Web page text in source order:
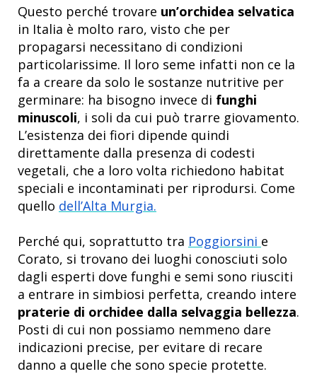
Questo perché trovare un’orchidea selvatica
in Italia è molto raro, visto che per
propagarsi necessitano di condizioni
particolarissime. Il loro seme infatti non ce la
fa a creare da solo le sostanze nutritive per
germinare: ha bisogno invece di funghi
minuscoli, i soli da cui può trarre giovamento.
L’esistenza dei fiori dipende quindi
direttamente dalla presenza di codesti
vegetali, che a loro volta richiedono habitat
speciali e incontaminati per riprodursi. Come
quello dell’Alta Murgia.
Perché qui, soprattutto tra Poggiorsini e
Corato, si trovano dei luoghi conosciuti solo
dagli esperti dove funghi e semi sono riusciti
a entrare in simbiosi perfetta, creando intere
praterie di orchidee dalla selvaggia bellezza.
Posti di cui non possiamo nemmeno dare
indicazioni precise, per evitare di recare
danno a quelle che sono specie protette.